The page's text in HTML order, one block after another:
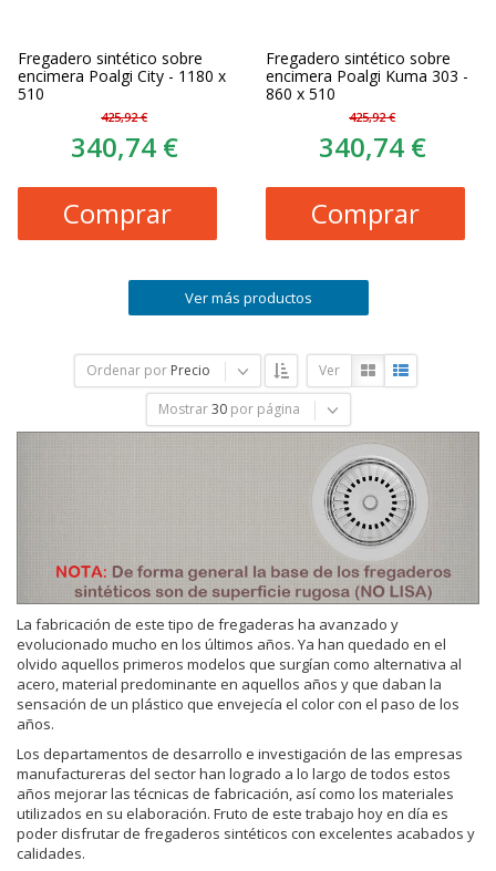
Fregadero sintético sobre
encimera Poalgi City - 1180 x
510
425,92 €
340,74 €
Comprar
Fregadero sintético sobre
encimera Poalgi Kuma 303 -
860 x 510
425,92 €
340,74 €
Comprar
Ver más productos
Ordenar por Precio Ver
Mostrar 30 por página
La fabricación de este tipo de fregaderas ha avanzado y
evolucionado mucho en los últimos años. Ya han quedado en el
olvido aquellos primeros modelos que surgían como alternativa al
acero, material predominante en aquellos años y que daban la
sensación de un plástico que envejecía el color con el paso de los
años.
Los departamentos de desarrollo e investigación de las empresas
manufactureras del sector han logrado a lo largo de todos estos
años mejorar las técnicas de fabricación, así como los materiales
utilizados en su elaboración. Fruto de este trabajo hoy en día es
poder disfrutar de fregaderos sintéticos con excelentes acabados y
calidades.